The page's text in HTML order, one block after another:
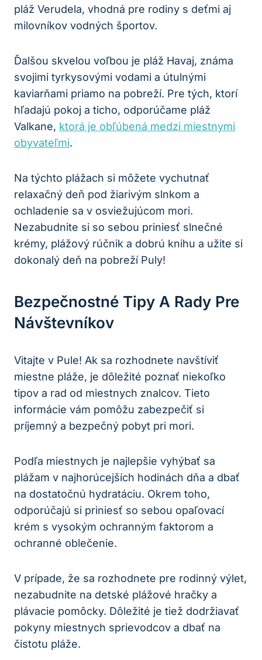
pláž Verudela, vhodná pre rodiny s deťmi aj
milovníkov vodných športov.
Ďalšou skvelou voľbou je pláž Havaj, známa
svojimi tyrkysovými vodami a útulnými
kaviarňami priamo na pobreží. Pre tých, ktorí
hľadajú pokoj a ticho, odporúčame pláž
Valkane, ktorá je obľúbená medzi miestnymi
obyvateľmi.
Na týchto plážach si môžete vychutnať
relaxačný deň pod žiarivým slnkom a
ochladenie sa v osviežujúcom mori.
Nezabudnite si so sebou priniesť slnečné
krémy, plážový rúčnik a dobrú knihu a užite si
dokonalý deň na pobreží Puly!
Bezpečnostné Tipy A Rady Pre
Návštevníkov
Vitajte v Pule! Ak sa rozhodnete navštíviť
miestne pláže, je dôležité poznať niekoľko
tipov a rad od miestnych znalcov. Tieto
informácie vám pomôžu zabezpečiť si
príjemný a bezpečný pobyt pri mori.
Podľa miestnych je najlepšie vyhýbať sa
plážam v najhorúcejších hodinách dňa a dbať
na dostatočnú hydratáciu. Okrem toho,
odporúčajú si priniesť so sebou opaľovací
krém s vysokým ochranným faktorom a
ochranné oblečenie.
V prípade, že sa rozhodnete pre rodinný výlet,
nezabudnite na detské plážové hračky a
plávacie pomôcky. Dôležité je tiež dodržiavať
pokyny miestnych sprievodcov a dbať na
čistotu pláže.